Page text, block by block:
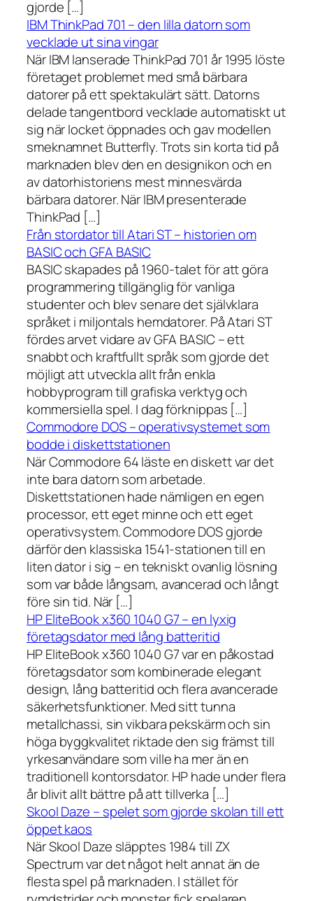
gjorde […]
IBM ThinkPad 701 – den lilla datorn som
vecklade ut sina vingar
När IBM lanserade ThinkPad 701 år 1995 löste
företaget problemet med små bärbara
datorer på ett spektakulärt sätt. Datorns
delade tangentbord vecklade automatiskt ut
sig när locket öppnades och gav modellen
smeknamnet Butterfly. Trots sin korta tid på
marknaden blev den en designikon och en
av datorhistoriens mest minnesvärda
bärbara datorer. När IBM presenterade
ThinkPad […]
Från stordator till Atari ST – historien om
BASIC och GFA BASIC
BASIC skapades på 1960-talet för att göra
programmering tillgänglig för vanliga
studenter och blev senare det självklara
språket i miljontals hemdatorer. På Atari ST
fördes arvet vidare av GFA BASIC – ett
snabbt och kraftfullt språk som gjorde det
möjligt att utveckla allt från enkla
hobbyprogram till grafiska verktyg och
kommersiella spel. I dag förknippas […]
Commodore DOS – operativsystemet som
bodde i diskettstationen
När Commodore 64 läste en diskett var det
inte bara datorn som arbetade.
Diskettstationen hade nämligen en egen
processor, ett eget minne och ett eget
operativsystem. Commodore DOS gjorde
därför den klassiska 1541-stationen till en
liten dator i sig – en tekniskt ovanlig lösning
som var både långsam, avancerad och långt
före sin tid. När […]
HP EliteBook x360 1040 G7 – en lyxig
företagsdator med lång batteritid
HP EliteBook x360 1040 G7 var en påkostad
företagsdator som kombinerade elegant
design, lång batteritid och flera avancerade
säkerhetsfunktioner. Med sitt tunna
metallchassi, sin vikbara pekskärm och sin
höga byggkvalitet riktade den sig främst till
yrkesanvändare som ville ha mer än en
traditionell kontorsdator. HP hade under flera
år blivit allt bättre på att tillverka […]
Skool Daze – spelet som gjorde skolan till ett
öppet kaos
När Skool Daze släpptes 1984 till ZX
Spectrum var det något helt annat än de
flesta spel på marknaden. I stället för